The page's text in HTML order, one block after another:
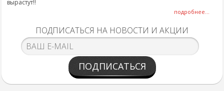
вырастут!!
подробнее...
ПОДПИСАТЬСЯ НА НОВОСТИ И АКЦИИ
ПОДПИСАТЬСЯ